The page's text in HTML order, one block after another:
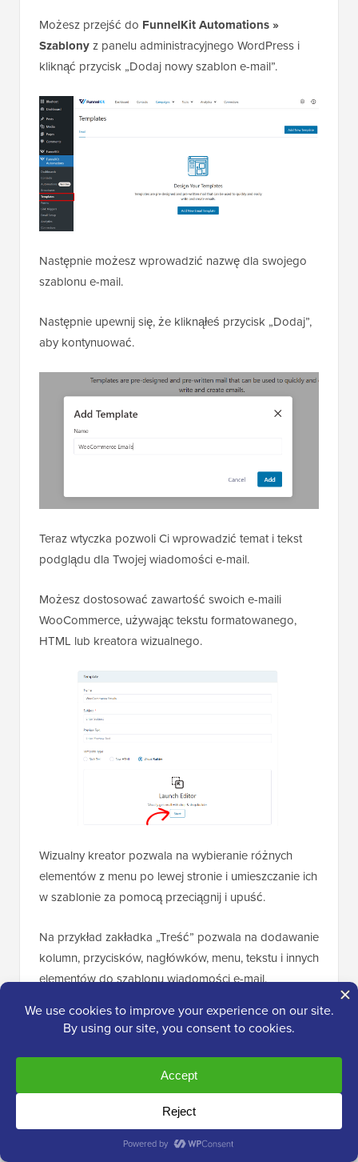
Możesz przejść do FunnelKit Automations »
Szablonyz panelu administracyjnego WordPress i
kliknąć przycisk „Dodaj nowy szablon e-mail”.
Następnie możesz wprowadzić nazwę dla swojego
szablonu e-mail.
Następnie upewnij się, że kliknąłeś przycisk „Dodaj”,
aby kontynuować.
Teraz wtyczka pozwoli Ci wprowadzić temat i tekst
podglądu dla Twojej wiadomości e-mail.
Możesz dostosować zawartość swoich e-maili
WooCommerce, używając tekstu formatowanego,
HTML lub kreatora wizualnego.
Wizualny kreator pozwala na wybieranie różnych
elementów z menu po lewej stronie i umieszczanie ich
w szablonie za pomocą przeciągnij i upuść.
Na przykład zakładka „Treść” pozwala na dodawanie
kolumn, przycisków, nagłówków, menu, tekstu i innych
elementów do szablonu wiadomości e-mail.